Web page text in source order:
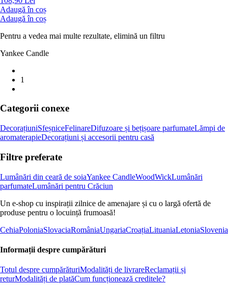
Adaugă în coș
Adaugă în coș
Pentru a vedea mai multe rezultate, elimină un filtru
Yankee Candle
1
Categorii conexe
DecorațiuniSfeșniceFelinareDifuzoare și bețișoare parfumateLămpi de
aromaterapieDecorațiuni și accesorii pentru casă
Filtre preferate
Lumânări din ceară de soiaYankee CandleWoodWickLumânări
parfumateLumânări pentru Crăciun
Un e-shop cu inspirații zilnice de amenajare și cu o largă ofertă de
produse pentru o locuință frumoasă!
CehiaPoloniaSlovaciaRomâniaUngariaCroațiaLituaniaLetoniaSlovenia
Informații despre cumpărături
Totul despre cumpărăturiModalități de livrareReclamații și
returModalități de platăCum funcționează creditele?